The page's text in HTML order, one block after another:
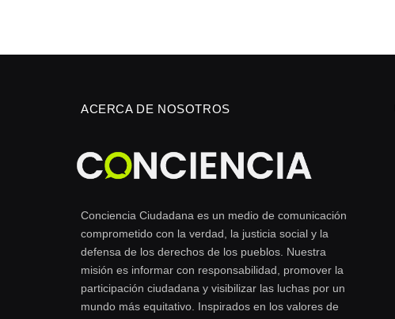
ACERCA DE NOSOTROS
Conciencia Ciudadana es un medio de comunicación
comprometido con la verdad, la justicia social y la
defensa de los derechos de los pueblos. Nuestra
misión es informar con responsabilidad, promover la
participación ciudadana y visibilizar las luchas por un
mundo más equitativo. Inspirados en los valores de